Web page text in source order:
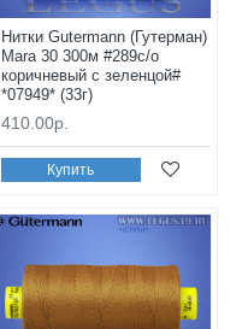
Нитки Gutermann (Гутерман)
Mara 30 300м #289с/о
коричневый с зеленцой#
*07949* (33г)
410.00р.
Купить